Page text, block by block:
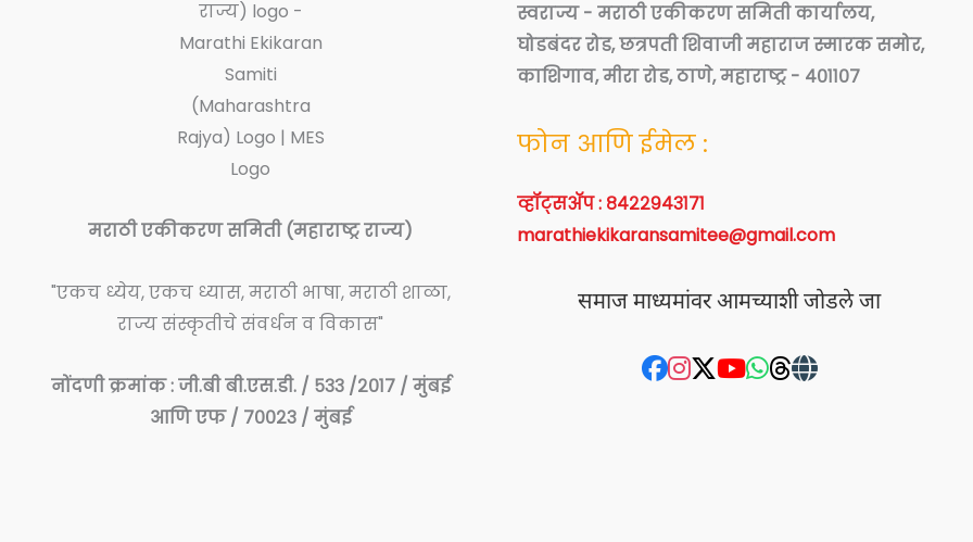
मराठी एकीकरण समिती (महाराष्ट्र राज्य)
"एकच ध्येय, एकच ध्यास, मराठी भाषा, मराठी शाळा,
राज्य संस्कृतीचे संवर्धन व विकास"
नोंदणी क्रमांक : जी.बी बी.एस.डी. / ५३३ /२०१७ / मुंबई
आणि एफ / ७००२३ / मुंबई
स्वराज्य - मराठी एकीकरण समिती कार्यालय,
घोडबंदर रोड, छत्रपती शिवाजी महाराज स्मारक समोर,
काशिगाव, मीरा रोड, ठाणे, महाराष्ट्र - ४०११०७
फोन आणि ईमेल :
व्हॉट्सॲप : ८४२२९४३१७१
marathiekikaransamitee@gmail.com
समाज माध्यमांवर आमच्याशी जोडले जा